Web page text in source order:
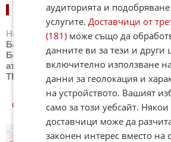
НОВИНИ ПО СПОРТОВЕ:
Новини Бг футбол , Новини
Баскетбол
Волейбол
Бойни спортове ,Новини Други
атлетика
,Новини Моторни спортове
ТВ
Новини Зимни спортове
СПОРТ КУИЗОВЕ
аудиторията и
услугите.Доставчици от
(181) може също да
данните ви за тези и други
включително използване
данни за геолокация и
на устройството. Вашият
само за този уебсайт. Някои
доставчици може да
законен интерес вместо на